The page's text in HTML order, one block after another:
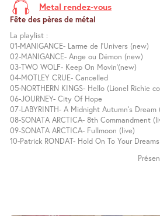
Metal rendez-vous
Fête des pères de métal
La playlist :
01-MANIGANCE- Larme de l’Univers (new)
02-MANIGANCE- Ange ou Démon (new)
03-TWO WOLF- Keep On Movin’(new)
04-MOTLEY CRUE- Cancelled
05-NORTHERN KINGS- Hello (Lionel Richie
06-JOURNEY- City Of Hope
07-LABYRINTH- A Midnight Autumn’s Dream
08-SONATA ARCTICA- 8th Commandment
09-SONATA ARCTICA- Fullmoon (live)
10-Patrick RONDAT- Hold On To Your